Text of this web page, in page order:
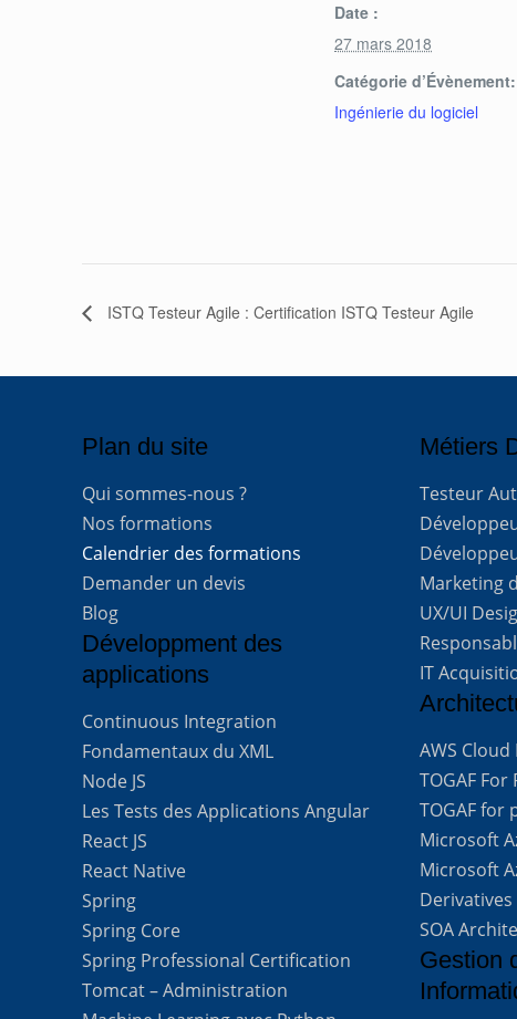
Date :
27 mars 2018
Catégorie d’Évènement:
Ingénierie du logiciel
ISTQ Testeur Agile : Certification ISTQ Testeur Agile
Plan du site
Qui sommes-nous ?
Nos formations
Calendrier des formations
Demander un devis
Blog
Développment des
applications
Continuous Integration
Fondamentaux du XML
Node JS
Les Tests des Applications Angular
React JS
React Native
Spring
Spring Core
Spring Professional Certification
Tomcat – Administration
Métiers
Testeur
Marketing
UX/UI
IT
AWS
TOGAF
TOGAF for
Microsoft
Microsoft
Derivatives
SOA
Gestion